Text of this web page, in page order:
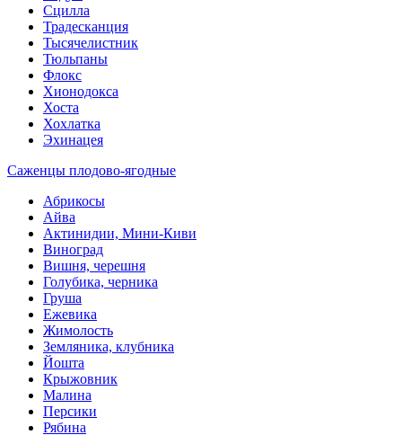
Сцилла
Традесканция
Тысячелистник
Тюльпаны
Флокс
Хионодокса
Хоста
Хохлатка
Эхинацея
Саженцы плодово-ягодные
Абрикосы
Айва
Актинидии, Мини-Киви
Виноград
Вишня, черешня
Голубика, черника
Груша
Ежевика
Жимолость
Земляника, клубника
Йошта
Крыжовник
Малина
Персики
Рябина